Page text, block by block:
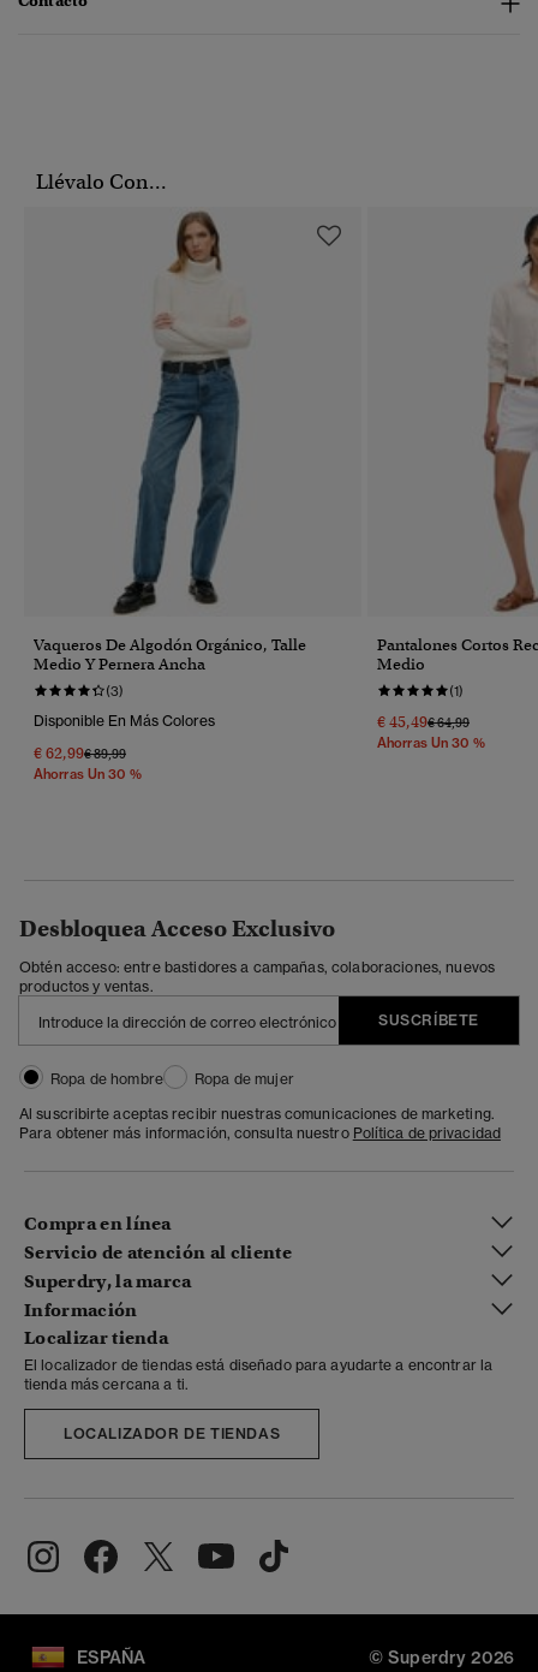
Llévalo Con...
Vaqueros De Algodón Orgánico, Talle
Medio Y Pernera Ancha
(3)
Disponible En Más Colores
€ 62,99Precio Rebajado De
€ 89,99A
Ahorras Un 30 %
Pantalones Cortos
Medio
(1)
€ 45,49Precio Rebajado
€ 64,99A
Ahorras Un 30 %
Desbloquea Acceso Exclusivo
Obtén acceso: entre bastidores a campañas, colaboraciones, nuevos
productos y ventas.
SUSCRÍBETE
Ropa de hombre
Ropa de mujer
Al suscribirte aceptas recibir nuestras comunicaciones de marketing.
Para obtener más información, consulta nuestro Política de privacidad
Compra en línea
Servicio de atención al cliente
Superdry, la marca
Información
Localizar tienda
El localizador de tiendas está diseñado para ayudarte a encontrar la
tienda más cercana a ti.
LOCALIZADOR DE TIENDAS
ESPAÑA © Superdry 2026